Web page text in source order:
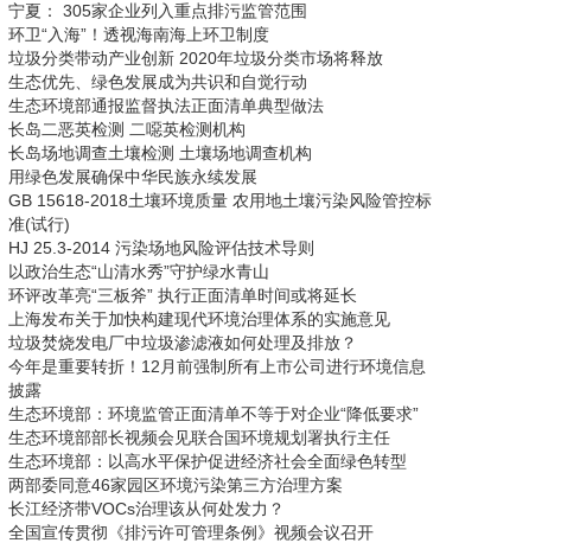
宁夏： 305家企业列入重点排污监管范围
环卫“入海”！透视海南海上环卫制度
垃圾分类带动产业创新 2020年垃圾分类市场将释放
生态优先、绿色发展成为共识和自觉行动
生态环境部通报监督执法正面清单典型做法
长岛二恶英检测 二噁英检测机构
长岛场地调查土壤检测 土壤场地调查机构
用绿色发展确保中华民族永续发展
GB 15618-2018土壤环境质量 农用地土壤污染风险管控标
准(试行)
HJ 25.3-2014 污染场地风险评估技术导则
以政治生态“山清水秀”守护绿水青山
环评改革亮“三板斧” 执行正面清单时间或将延长
上海发布关于加快构建现代环境治理体系的实施意见
垃圾焚烧发电厂中垃圾渗滤液如何处理及排放？
今年是重要转折！12月前强制所有上市公司进行环境信息
披露
生态环境部：环境监管正面清单不等于对企业“降低要求”
生态环境部部长视频会见联合国环境规划署执行主任
生态环境部：以高水平保护促进经济社会全面绿色转型
两部委同意46家园区环境污染第三方治理方案
长江经济带VOCs治理该从何处发力？
全国宣传贯彻《排污许可管理条例》视频会议召开